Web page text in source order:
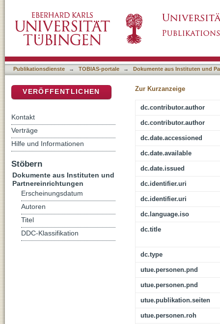
Publikationsdienste → TOBIAS-portale → Dokumente aus Instituten und
Zur Kurzanzeige
dc.contributor.author
dc.contributor.author
dc.date.accessioned
dc.date.available
dc.date.issued
dc.identifier.uri
dc.identifier.uri
dc.language.iso
dc.title
dc.type
utue.personen.pnd
utue.personen.pnd
utue.publikation.seiten
utue.personen.roh
VERÖFFENTLICHEN
Kontakt
Verträge
Hilfe und Informationen
Stöbern
Dokumente aus Instituten und
Partnereinrichtungen
Erscheinungsdatum
Autoren
Titel
DDC-Klassifikation